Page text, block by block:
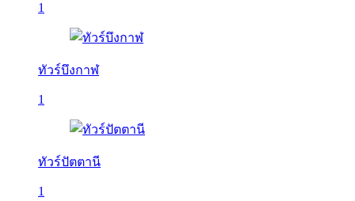
1
ทัวร์บึงกาฬ
1
ทัวร์ปัตตานี
1